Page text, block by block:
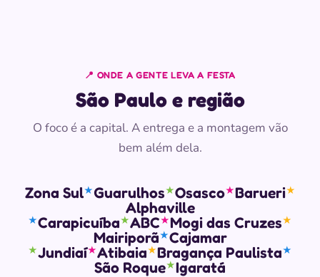
📍 ONDE A GENTE LEVA A FESTA
São Paulo e região
O foco é a capital. A entrega e a montagem vão
bem além dela.
Zona Sul★Guarulhos★Osasco★Barueri★
Alphaville
★Carapicuíba★ABC★Mogi das Cruzes★
Mairiporã★Cajamar
★Jundiaí★Atibaia★Bragança Paulista★
São Roque★Igaratá